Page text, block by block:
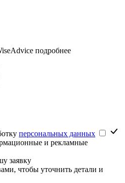
подробнее
персональных данных
и рекламные
заявку
чтобы уточнить детали и